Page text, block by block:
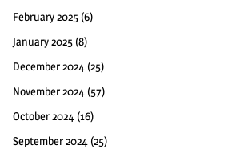
February 2025 (6)
January 2025 (8)
December 2024 (25)
November 2024 (57)
October 2024 (16)
September 2024 (25)